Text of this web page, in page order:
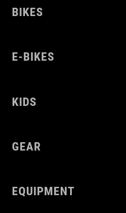
BIKES
E-BIKES
KIDS
GEAR
EQUIPMENT